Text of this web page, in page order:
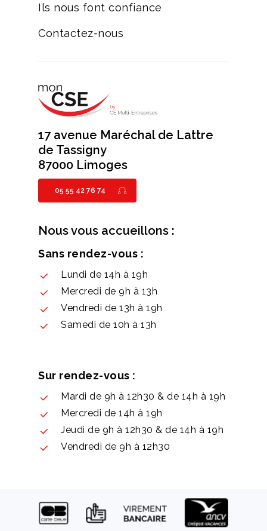
Ils nous font confiance
Contactez-nous
17 avenue Maréchal de Lattre
de Tassigny
87000 Limoges
05 55 42 76 74
Nous vous accueillons :
Sans rendez-vous :
Lundi de 14h à 19h
Mercredi de 9h à 13h
Vendredi de 13h à 19h
Samedi de 10h à 13h
Sur rendez-vous :
Mardi de 9h à 12h30 & de 14h à 19h
Mercredi de 14h à 19h
Jeudi de 9h à 12h30 & de 14h à 19h
Vendredi de 9h à 12h30